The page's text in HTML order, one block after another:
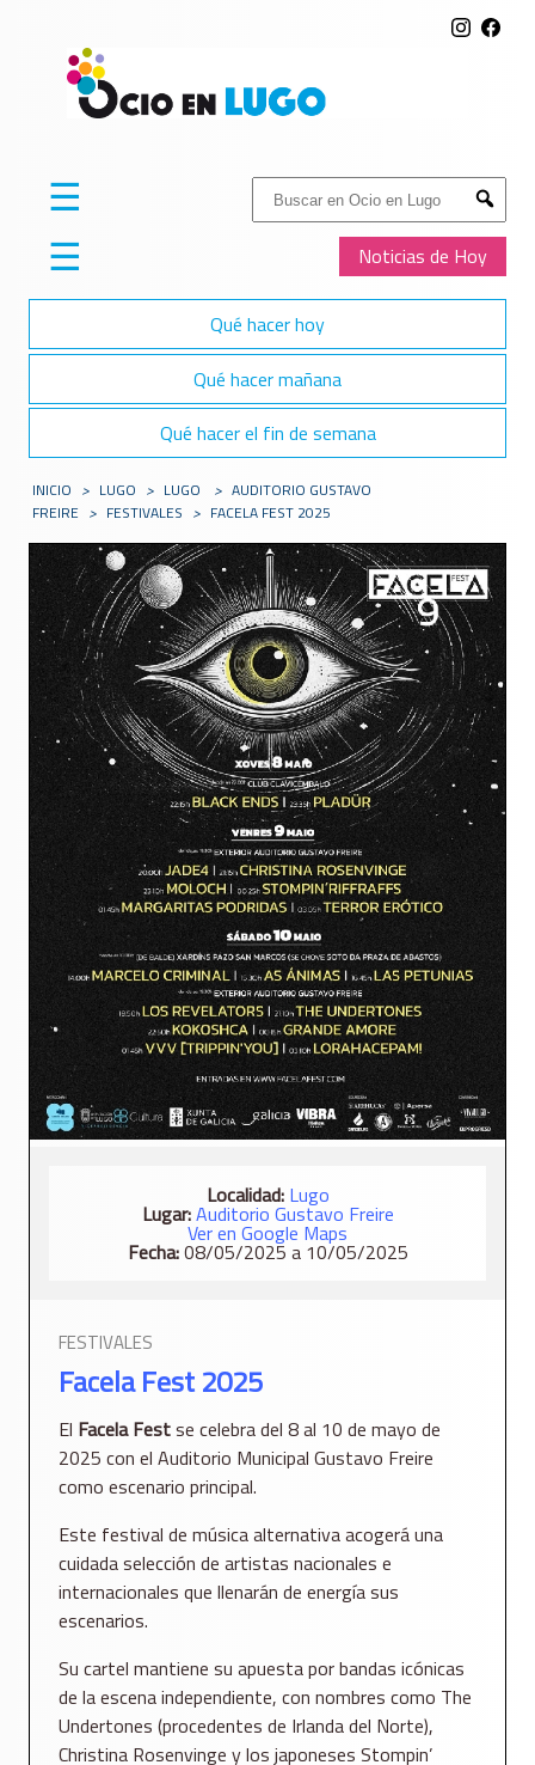
Buscar:
Submit
Noticias de Hoy
☰
☰
Qué hacer hoy
Qué hacer mañana
Qué hacer el fin de semana
INICIO > LUGO > LUGO > AUDITORIO GUSTAVO
FREIRE > FESTIVALES > FACELA FEST 2025
Localidad: Lugo
Lugar:Auditorio Gustavo Freire
Ver en Google Maps
Fecha:08/05/2025 a 10/05/2025
FESTIVALES
Facela Fest 2025
El Facela Festse celebra del 8 al 10 de mayo de
2025 con el Auditorio Municipal Gustavo Freire
como escenario principal.
Este festival de música alternativa acogerá una
cuidada selección de artistas nacionales e
internacionales que llenarán de energía sus
escenarios.
Su cartel mantiene su apuesta por bandas icónicas
de la escena independiente, con nombres como The
Undertones (procedentes de Irlanda del Norte),
Christina Rosenvinge y los japoneses Stompin’